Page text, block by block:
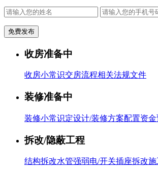
收房准备中
收房小常识交房流程相关法规文件
装修准备中
装修小常识定设计/装修方案配置资
拆改/隐蔽工程
结构拆改水管强弱电/开关插座拆改